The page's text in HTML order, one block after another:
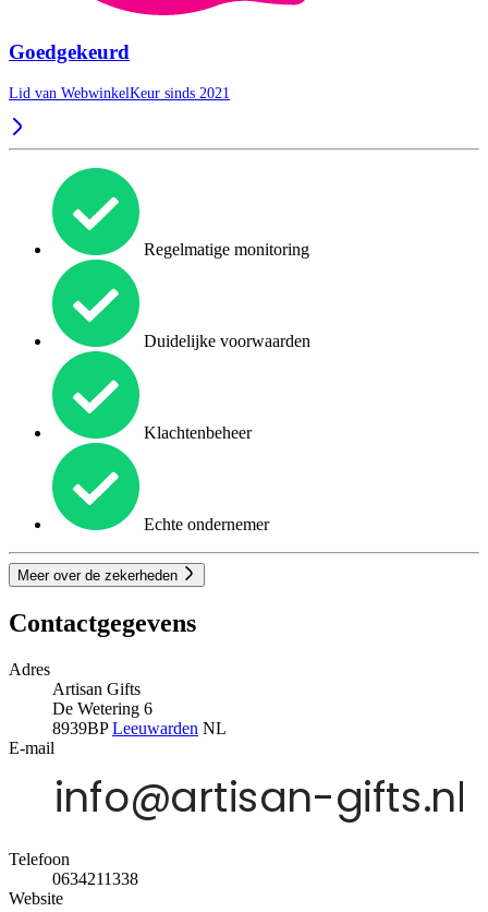
Goedgekeurd
Lid van WebwinkelKeur sinds 2021
Regelmatige monitoring
Duidelijke voorwaarden
Klachtenbeheer
Echte ondernemer
Meer over de zekerheden
Contactgegevens
Adres
Artisan Gifts
De Wetering 6
8939BPLeeuwarden NL
E-mail
Telefoon
0634211338
Website